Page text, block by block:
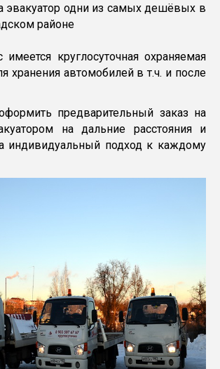
эвакуатор одни из самых дешёвых в
районе
круглосуточная охраняемая
хранения автомобилей в т.ч. и после
предварительный заказ на
на дальние расстояния и
индивидуальный подход к каждому